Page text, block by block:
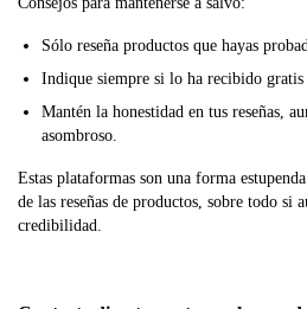
Sólo reseña productos que hayas
Indique siempre si lo ha recibido gratis
Mantén la honestidad en tus reseñas,
asombroso.
Estas plataformas son una forma
de las reseñas de productos, sobre todo si
credibilidad.